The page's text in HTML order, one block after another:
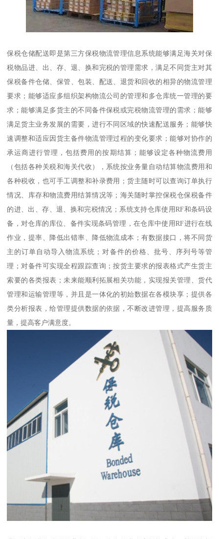
保税仓储配送即是第三方保税物流管理信息系统能够满足海关对保
税物品进、出、存、退、换和完税的管理需求，满足不同货主对其
保税备件仓储、保管、包装、配送、退货和回收的相异的物流管理
要求；能够适应多组织架构物流公司的管理和多仓库统一管理的要
求；能够满足多货主的不同备件保税或完税物流管理的需求；能够
满足货主业务发展的需要，进行不同区域的快速配送服务；能够快
速调整和适应因货主备件物流管理过程的变化要求；能够对协作的
承运商进行管理，包括费用的按期结算；能够设定各种物流费用
（包括各种关税和海关代收），系统按业务量自动结算物流费用和
各种税收，也可手工调整和补录费用；货主随时可以查询订单执行
情况、库存和物流费用结算情况等；海关随时掌控保税仓保税备件
的进、出、存、退、换和完税情况；系统支持仓库使用RF和条码设
备，对仓库的库位、备件实现条码管理，在仓库中使用RF进行在线
作业，提率、降低出错率、降低物流成本；有数据接口，将不同货
主的订单自动导入物流系统；对备件的价格、批号、序列号等管
理；对备件可实现全程跟踪查询；按货主要求的报表格式产生货主
索要的各类报表；未来能顺利拓展相关功能，实现报关管理、货代
管理和运输管理等，并且是一体化的初始数据在各模块享；提供各
类分析报表，给管理提供数据的依据，不断改进管理，提高服务质
量，提高客户满意度。